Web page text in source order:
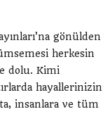
gönülden
herkesin
dolu. Kimi
hayallerinizin
insanlara ve tüm